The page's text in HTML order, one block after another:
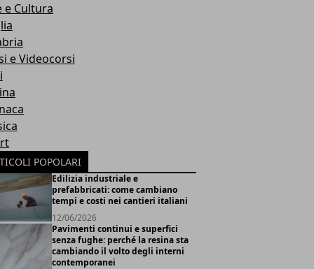
e Cultura
e Videocorsi
POPOLARI
Edilizia industriale e
prefabbricati: come cambiano
tempi e costi nei cantieri italiani
12/06/2026
Pavimenti continui e superfici
senza fughe: perché la resina sta
cambiando il volto degli interni
contemporanei